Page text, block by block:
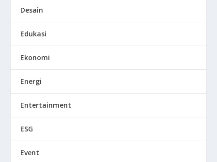
Desain
Edukasi
Ekonomi
Energi
Entertainment
ESG
Event